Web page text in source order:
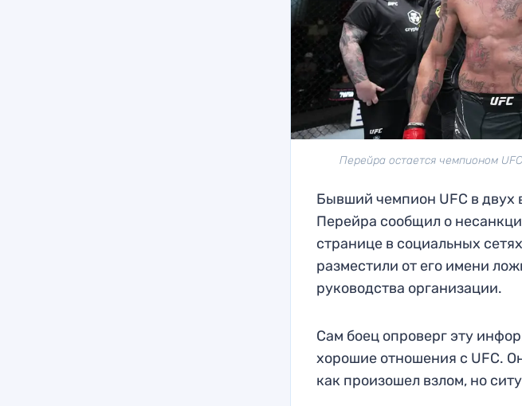
Перейра остается чемпионом
Бывший чемпион UFC в двух
Перейра сообщил о
странице в социальных
разместили от его имени
руководства организации.
Сам боец опроверг эту
хорошие отношения с UFC.
как произошел взлом, но